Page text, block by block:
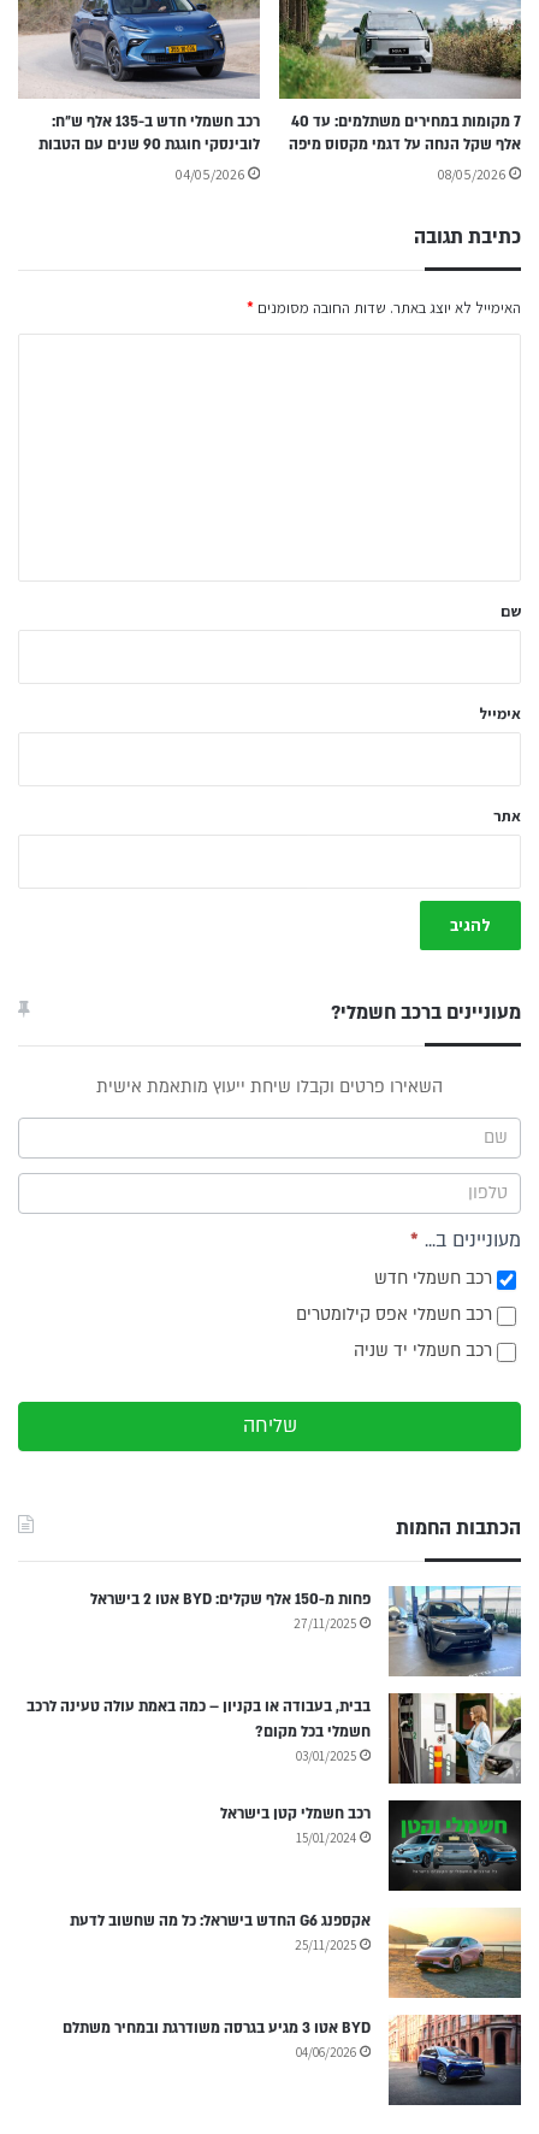
7 מקומות במחירים משתלמים: עד 40
אלף שקל הנחה על דגמי מקסוס מיפה
08/05/2026
רכב חשמלי חדש ב-135 אלף ש״ח:
לובינסקי חוגגת 90 שנים עם הטבות
04/05/2026
כתיבת תגובה
האימייל לא יוצג באתר. שדות החובה מסומנים *
ל
שם
אימייל
אתר
מעוניינים ברכב חשמלי?
תפריט
צד
השאירו פרטים וקבלו שיחת ייעוץ מותאמת אישית
מעוניינים ב... *
רכב חשמלי חדש
רכב חשמלי אפס קילומטרים
רכב חשמלי יד שניה
שליחה
הכתבות החמות
פחות מ-150 אלף שקלים: BYD אטו 2 בישראל
27/11/2025
בבית, בעבודה או בקניון – כמה באמת עולה טעינה לרכב
חשמלי בכל מקום?
03/01/2025
רכב חשמלי קטן בישראל
15/01/2024
אקספנג G6 החדש בישראל: כל מה שחשוב לדעת
25/11/2025
BYD אטו 3 מגיע בגרסה משודרגת ובמחיר משתלם
04/06/2026